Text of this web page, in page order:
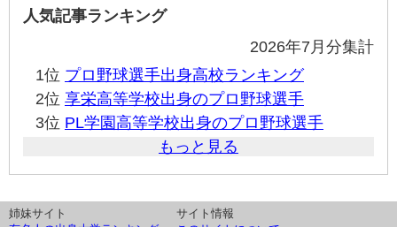
人気記事ランキング
2026年7月分集計
1位 プロ野球選手出身高校ランキング
2位 享栄高等学校出身のプロ野球選手
3位 PL学園高等学校出身のプロ野球選手
もっと見る
姉妹サイト
サイト情報